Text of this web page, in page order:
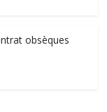
obsèques